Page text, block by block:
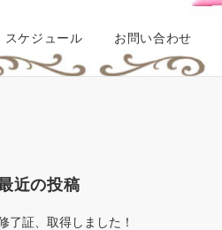
スケジュール お問い合わせ
近の投稿
了証、取得しました！